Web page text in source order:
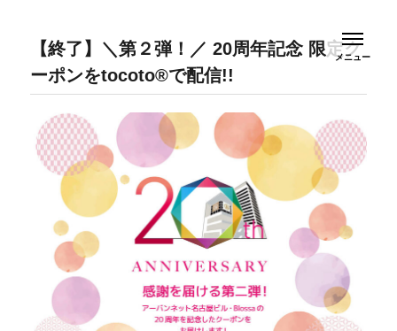
【終了】＼第２弾！／ 20周年記念 限定ク
ーポンをtocoto®で配信!!